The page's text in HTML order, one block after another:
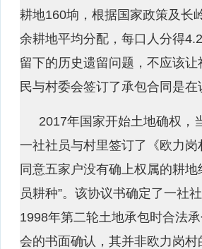
耕地160垧，根据国家政策及长
余耕地平均分配，每口人分得
留下的历史遗留问题，不应该
民与村委会签订了承包合同是
2017年国家开始土地确权，
一社社员与村里签订了《欧力
同意五家户没有确上权属的耕
员耕种”。该协议书确定了一社
1998年第二轮土地承包时合法
会的书面确认，其并非欧力岗